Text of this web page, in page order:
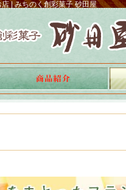
| みちのく創彩菓子 砂田屋